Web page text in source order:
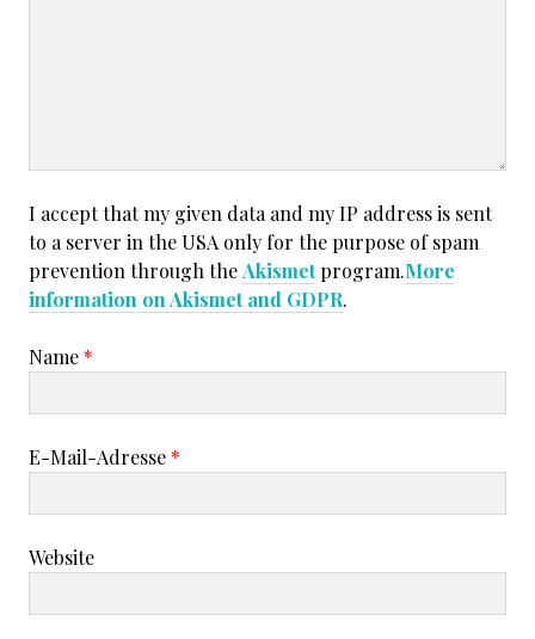
I accept that my given data and my IP address is sent
to a server in the USA only for the purpose of spam
prevention through theAkismetprogram.More
information on Akismet and GDPR.
Name *
E-Mail-Adresse *
Website